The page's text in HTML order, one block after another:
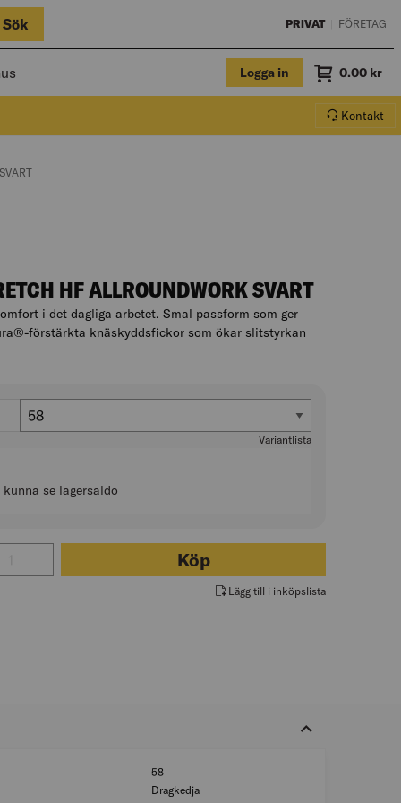
Sök PRIVAT FÖRETAG
Logga in Varukorg.
Summa
0.00 kr
Kontakt
HF ALLROUNDWORK SVART
i det dagliga arbetet. Smal passform som ger
förstärkta knäskyddsfickor som ökar slitstyrkan
Storlek
58
Variantlista
se lagersaldo
för PIRATBYXA 6142 STRETCH HF ALLROUNDWORK SVART
Köp
Lägg till i inköpslista
58
Dragkedja